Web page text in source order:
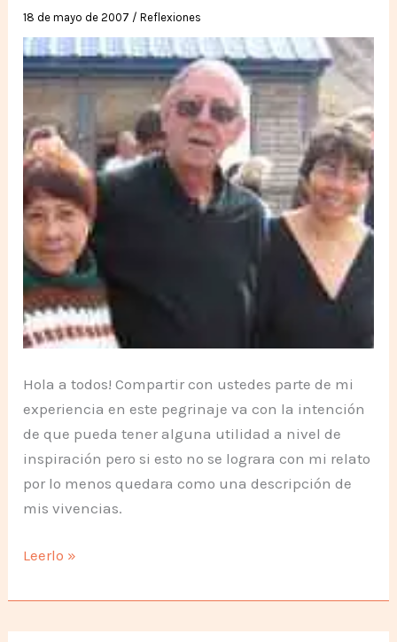
18 de mayo de 2007 /Reflexiones
Hola a todos! Compartir con ustedes parte de mi
experiencia en este pegrinaje va con la intención
de que pueda tener alguna utilidad a nivel de
inspiración pero si esto no se lograra con mi relato
por lo menos quedara como una descripción de
mis vivencias.
Experiencia
Punta
de
Leerlo »